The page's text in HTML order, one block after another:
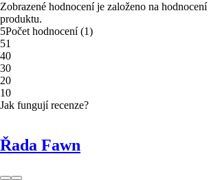
Zobrazené hodnocení je založeno na
produktu.
5Počet hodnocení(1)
51
40
30
20
10
Jak fungují recenze?
Řada Fawn